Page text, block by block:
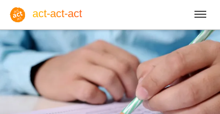
act-act-act
Anmelden